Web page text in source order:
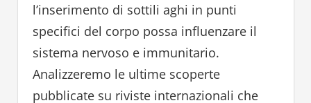
l’inserimento di sottili aghi in punti
specifici del corpo possa influenzare il
sistema nervoso e immunitario.
Analizzeremo le ultime scoperte
pubblicate su riviste internazionali che